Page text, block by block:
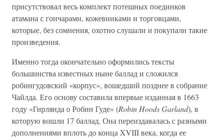
присутствовал весь комплект потешных поединков
атамана с гончарами, кожевниками и торговцами,
которые, без сомнения, охотно слушали и покупали такие
произведения.
Именно тогда окончательно оформились тексты
большинства известных ныне баллад и сложился
робингудовский «корпус», вошедший позднее в собрание
Чайлда. Его основу составила впервые изданная в 1663
году «Гирлянда о Робин Гуде» (Robin Hoods Garland), в
которую вошли 17 баллад. Она переиздавалась с разными
дополнениями вплоть до конца XVIII века, когда ее